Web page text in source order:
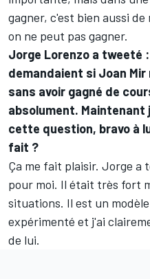
gagner, c'est bien aussi
on ne peut pas gagner.
Jorge Lorenzo a tweeté
demandaient si Joan
sans avoir gagné de
absolument. Maintenant
cette question, bravo à
fait ?
Ça me fait plaisir. Jorge a
pour moi. Il était très fort
situations. Il est un
expérimenté et j'ai
de lui.